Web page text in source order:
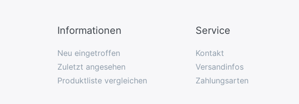
Informationen
Neu eingetroffen
Zuletzt angesehen
Produktliste vergleichen
Service
Kontakt
Versandinfos
Zahlungsarten